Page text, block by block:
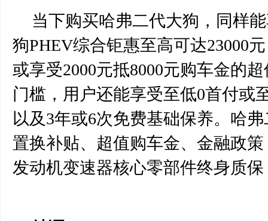
当下购买哈弗二代大狗 ，同样
狗PHEV综合钜惠至高可达23000
或享受2000元抵8000元购车金的
门槛，用户还能享受至低0首付或
以及3年或6次免费基础保养。哈
置换补贴、超值购车金、金融政
发动机变速器核心零部件终身质